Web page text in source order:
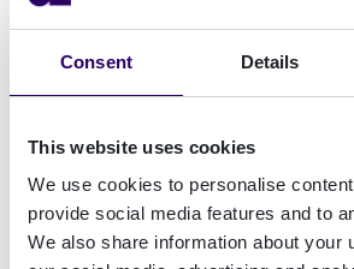
Consent Details
This website uses cookies
We use cookies to personalise
provide social media features and to
We also share information about your
identifiering på nätet."
"I dag är det viktigare med
förtroende än någonsin. Vår
produktiva och samtidigt arbeta
säkerhet. Tillsammans med
Efecte IGA företag att bättre